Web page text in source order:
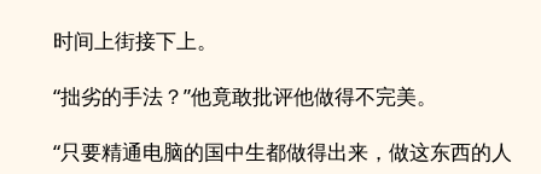
时间上街接下上。
“拙劣的手法？”他竟敢批评他做得不完美。
“只要精通电脑的国中生都做得出来，做这东西的人